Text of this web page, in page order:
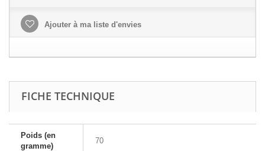
Ajouter à ma liste d'envies
FICHE TECHNIQUE
Poids (en
gramme)
70